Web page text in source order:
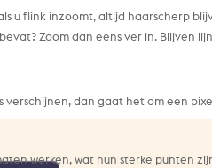
u flink inzoomt, altijd haarscherp
Zoom dan eens ver in. Blijven
verschijnen, dan gaat het om een
werken, wat hun sterke punten